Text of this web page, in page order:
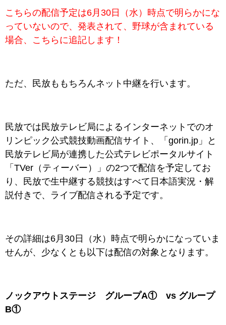
こちらの配信予定は6月30日（水）時点で明らかにな
っていないので、発表されて、野球が含まれている
場合、こちらに追記します！
ただ、民放ももちろんネット中継を行います。
民放では民放テレビ局によるインターネットでのオ
リンピック公式競技動画配信サイト、「 gorin.jp」と
民放テレビ局が連携した公式テレビポータルサイト
「TVer（ティーバー）」の2つで配信を予定してお
り、民放で生中継する競技はすべて日本語実況・解
説付きで、ライブ配信される予定です。
その詳細は6月30日（水）時点で明らかになっていま
せんが、少なくとも以下は配信の対象となります。
ノックアウトステージ グループA① vs グループ
B①